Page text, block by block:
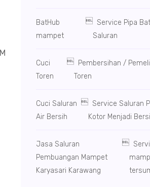
BatHub
mampet
 Service Pipa
Saluran
Cuci
Toren
 Pembersihan /
Toren
Cuci Saluran
Air Bersih
Service Saluran
Kotor Menjadi
Jasa Saluran
Pembuangan Mampet
Karyasari Karawang
